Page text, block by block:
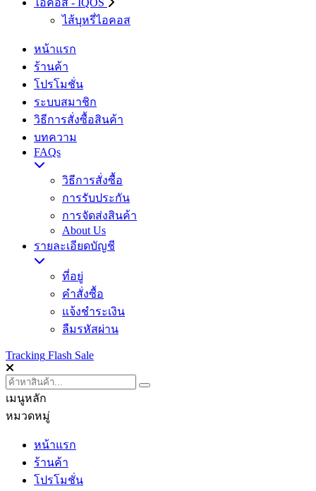
ไอคอส - IQOS
ไส้บุหรี่ไอคอส
หน้าแรก
ร้านค้า
โปรโมชั่น
ระบบสมาชิก
วิธีการสั่งซื้อสินค้า
บทความ
FAQs
วิธีการสั่งซื้อ
การรับประกัน
การจัดส่งสินค้า
About Us
รายละเอียดบัญชี
ที่อยู่
คำสั่งซื้อ
แจ้งชำระเงิน
ลืมรหัสผ่าน
Tracking Flash Sale
เมนูหลัก
หมวดหมู่
หน้าแรก
ร้านค้า
โปรโมชั่น